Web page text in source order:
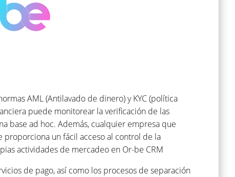
AML (Antilavado de dinero) y KYC (política
puede monitorear la verificación de las
base ad hoc. Además, cualquier empresa que
un fácil acceso al control de la
actividades de mercadeo en Or-be CRM
de pago, así como los procesos de separación